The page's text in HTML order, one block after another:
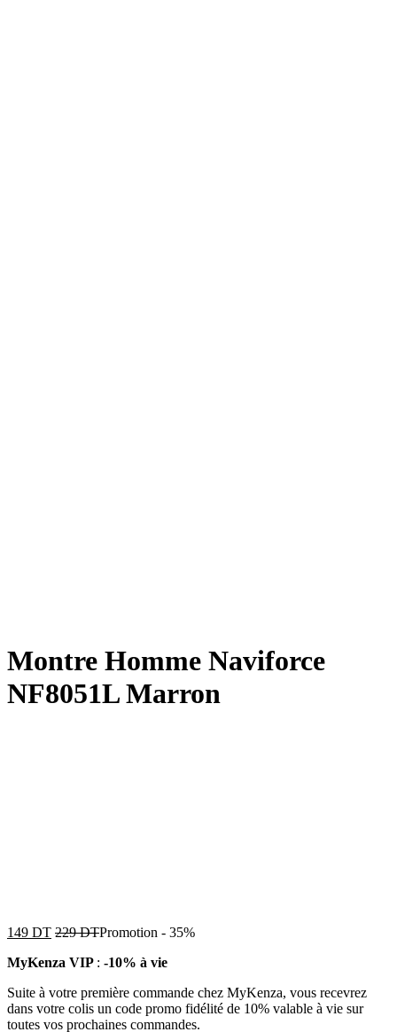
Montre Homme Naviforce
NF8051L Marron
149 DT 229DTPromotion - 35%
MyKenza VIP : -10% à vie
Suite à votre première commande chez MyKenza, vous recevrez
dans votre colis un code promo fidélité de 10% valable à vie sur
toutes vos prochaines commandes.